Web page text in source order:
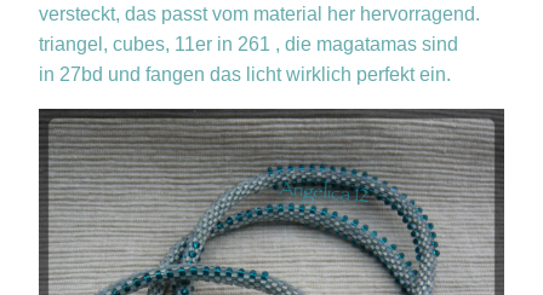
versteckt, das passt vom material her hervorragend.
triangel, cubes, 11er in 261 , die magatamas sind
in 27bd und fangen das licht wirklich perfekt ein.